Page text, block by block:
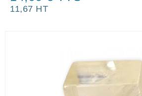
11,67 HT